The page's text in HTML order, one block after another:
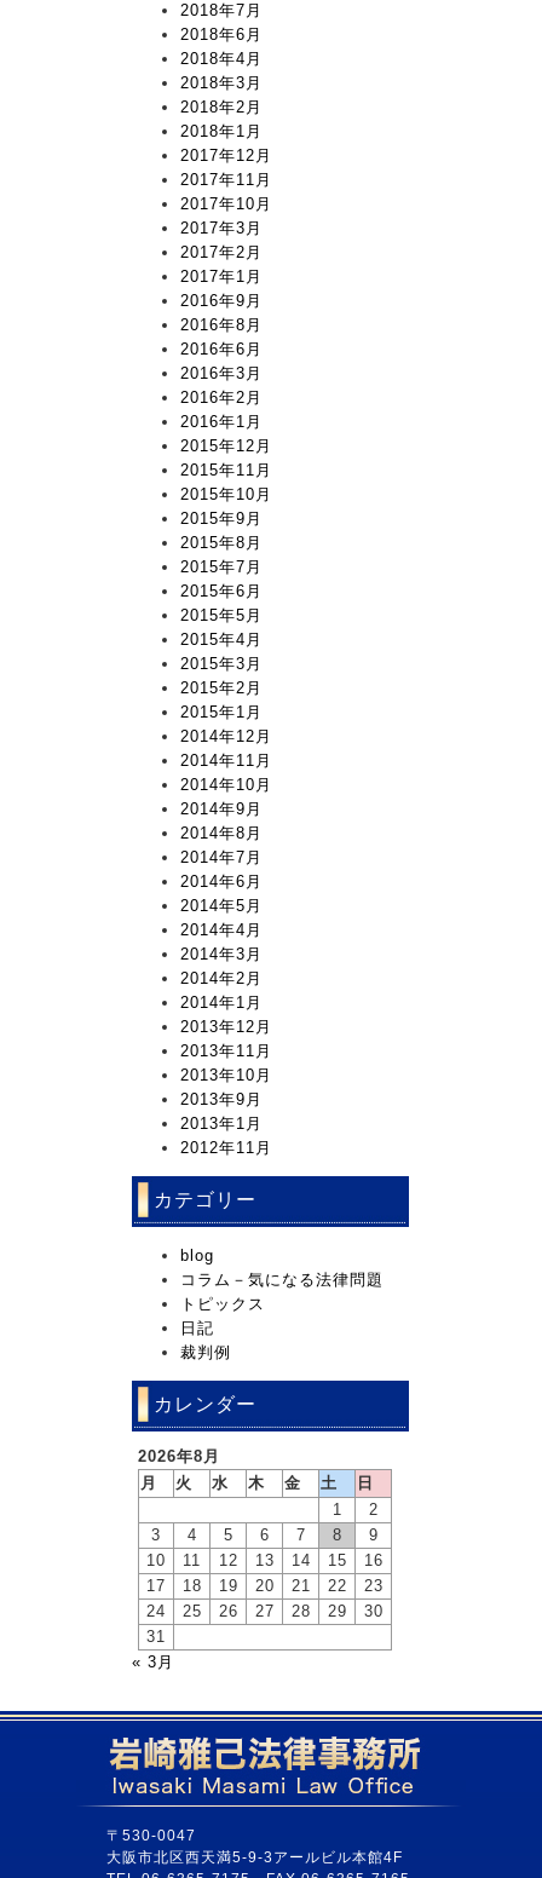
2018年7月
2018年6月
2018年4月
2018年3月
2018年2月
2018年1月
2017年12月
2017年11月
2017年10月
2017年3月
2017年2月
2017年1月
2016年9月
2016年8月
2016年6月
2016年3月
2016年2月
2016年1月
2015年12月
2015年11月
2015年10月
2015年9月
2015年8月
2015年7月
2015年6月
2015年5月
2015年4月
2015年3月
2015年2月
2015年1月
2014年12月
2014年11月
2014年10月
2014年9月
2014年8月
2014年7月
2014年6月
2014年5月
2014年4月
2014年3月
2014年2月
2014年1月
2013年12月
2013年11月
2013年10月
2013年9月
2013年1月
2012年11月
カテゴリー
blog
コラム－気になる法律問題
トピックス
日記
裁判例
カレンダー
2026年8月
月
火 水 木 金 土
日
1
2
3
4 5 6 7 8
9
10
11 12 13 14 15
16
17
18 19 20 21 22
23
24
25 26 27 28 29
30
31
« 3月
〒530-0047
大阪市北区西天満5-9-3アールビル本館4F